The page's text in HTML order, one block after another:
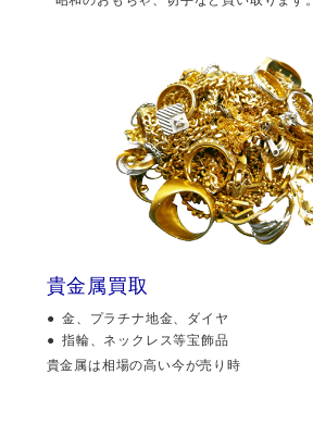
貴金属買取
金、プラチナ地金、ダイヤ
指輪、ネックレス等宝飾品
貴金属は相場の高い今が売り時